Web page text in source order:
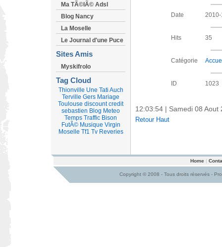
Ma TÃ©lÃ© Adsl
Blog Nancy
La Moselle
Le Journal d'une Puce
Sites Amis
Myskifrolo
Tag Cloud
Thionville Une Tati Auch
Terville Gers Mariage
Toulouse discount credit
sebastien Blog Meteo
Temps Traffic Bison
FutÃ© Musique Virgin
Moselle Tf1 Tv Reveries
Date
Hits 35
Catégorie
ID 1023
12:03:55 | Samedi 08 Aout
Retour Haut
Home|
Copyright © 2008 - Tous droits réservés -